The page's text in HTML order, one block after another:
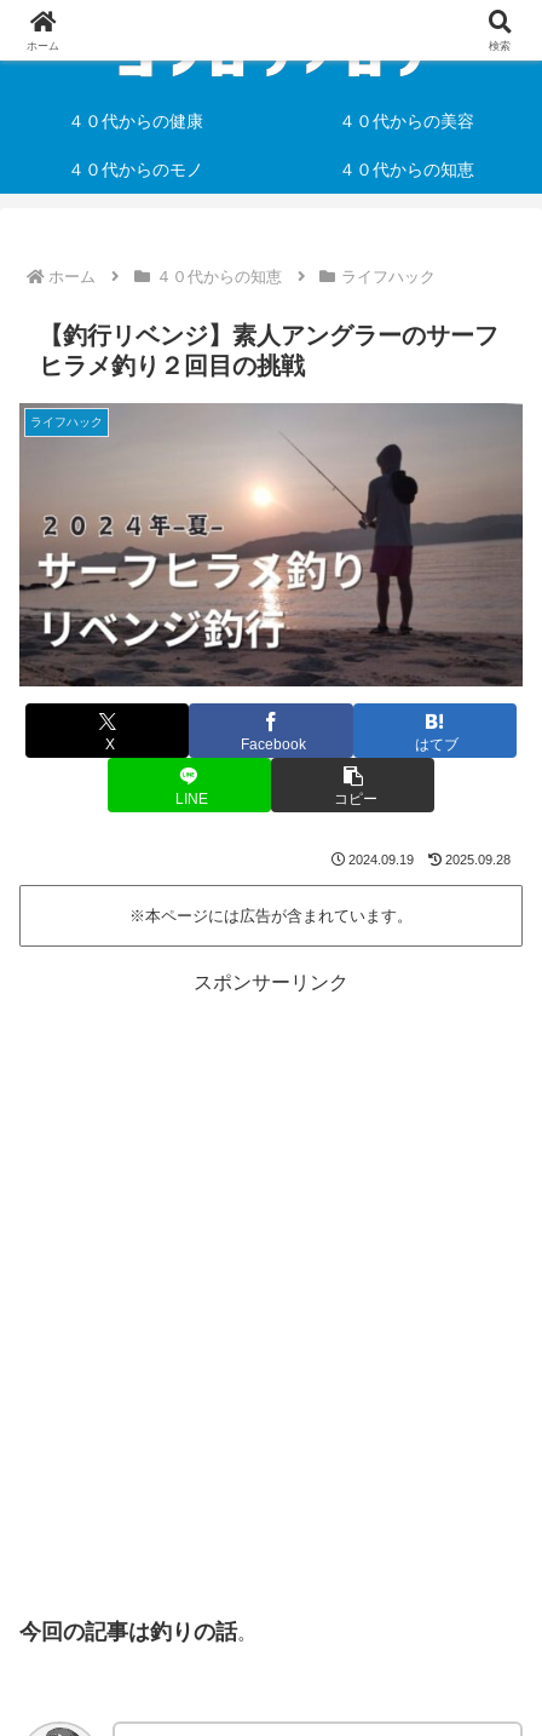
４０代からの健康 ４０代からの美容
４０代からのモノ ４０代からの知恵
ホーム ４０代からの知恵 ライフハック
【釣行リベンジ】素人アングラーのサーフ
ヒラメ釣り２回目の挑戦
ライフハック
X Facebook はてブ
LINE コピー
2024.09.19 2025.09.28
※本ページには広告が含まれています。
スポンサーリンク
今回の記事は釣りの話。
ホーム 検索